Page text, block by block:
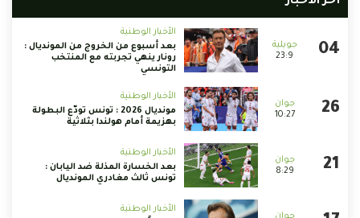
23:9
الأخبار الوطنية
بعد أسبوع من الخروج من المونديال :
رونار ينهي تجربته مع المنتخب
التونسي
10:27
الأخبار الوطنية
مونديال 2026 : تونس تودّع البطولة
بهزيمة أمام هولندا بثلاثية
8:29
الأخبار الوطنية
بعد الخسارة المذلة ضد اليابان :
تونس ثالث مغادري المونديال
الأخبار الوطنية